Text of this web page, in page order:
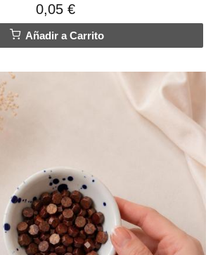
0,05 €
Añadir a Carrito